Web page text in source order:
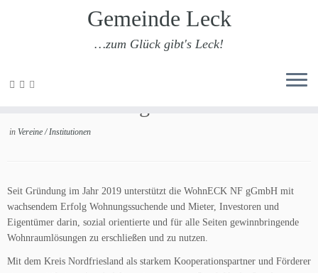
Zum
Gemeinde Leck
…zum Glück gibt's Leck!
in Vereine / Institutionen
Seit Gründung im Jahr 2019 unterstützt die WohnECK NF gGmbH mit
wachsendem Erfolg Wohnungssuchende und Mieter, Investoren und
Eigentümer darin, sozial orientierte und für alle Seiten gewinnbringende
Wohnraumlösungen zu erschließen und zu nutzen.
Mit dem Kreis Nordfriesland als starkem Kooperationspartner und Förderer